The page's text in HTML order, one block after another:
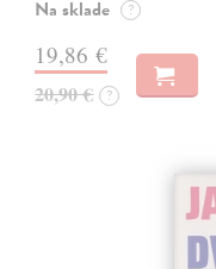
Na sklade ?
19,86 €
20,90 € ?